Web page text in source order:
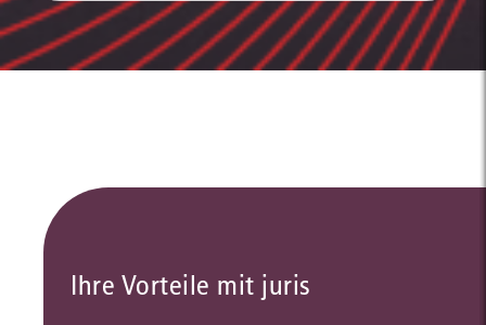
Ihre Vorteile mit juris